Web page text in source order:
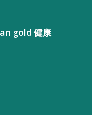
gold 健康